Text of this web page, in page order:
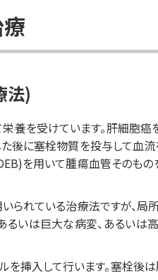
法)
栄養を受けています。肝細胞
後に塞栓物質を投与して血
を用いて腫瘍血管そのもの
られている治療法ですが、
いは巨大な病変、あるいは
を挿入して行います。塞栓